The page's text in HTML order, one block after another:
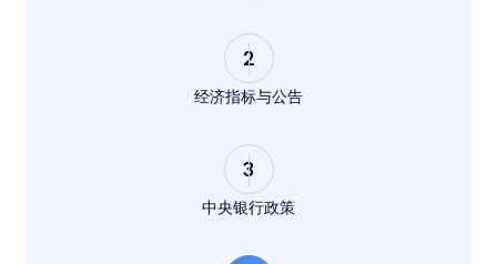
2
经济指标与公告
3
中央银行政策